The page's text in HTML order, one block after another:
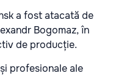
a fost atacată de
Bogomaz, în
de producție.
profesionale ale